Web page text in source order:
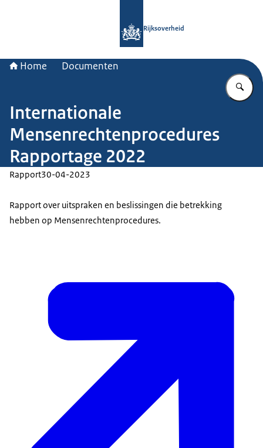
Rijksoverheid
Home Documenten
Internationale
Mensenrechtenprocedures
Rapportage 2022
Rapport30-04-2023
Rapport over uitspraken en beslissingen die betrekking
hebben op Mensenrechtenprocedures.